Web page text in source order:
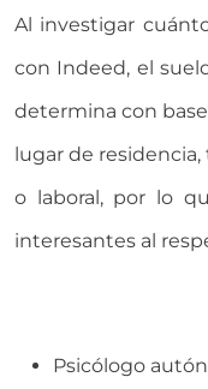
Al investigar
con Indeed, el
determina con
lugar de residencia,
o laboral, por lo
interesantes al
Psicólogo